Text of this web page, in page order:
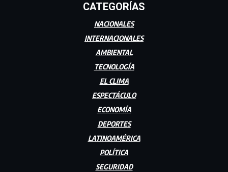
CATEGORÍAS
NACIONALES
INTERNACIONALES
AMBIENTAL
TECNOLOGÍA
EL CLIMA
ESPECTÁCULO
ECONOMÍA
DEPORTES
LATINOAMÉRICA
POLÍTICA
SEGURIDAD